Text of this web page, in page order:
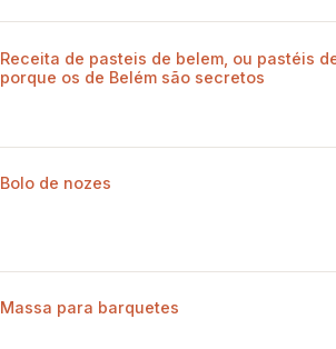
Receita de pasteis de belem, ou pastéis
porque os de Belém são secretos
Bolo de nozes
Massa para barquetes